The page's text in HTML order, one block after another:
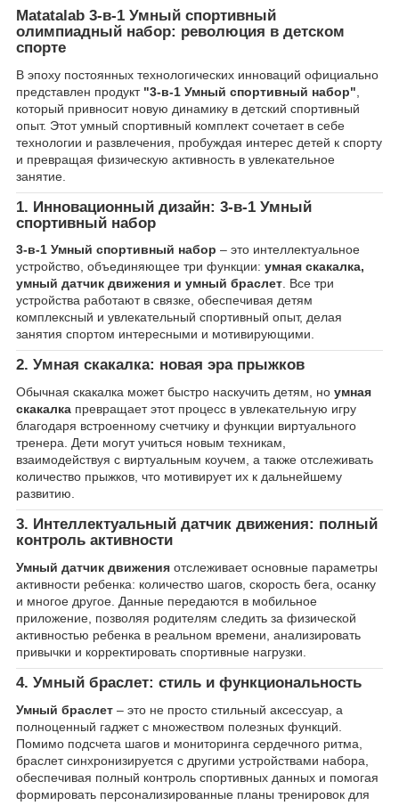
Matatalab 3-в-1 Умный спортивный
олимпиадный набор: революция в детском
спорте
В эпоху постоянных технологических инноваций официально
представлен продукт "3-в-1 Умный спортивный набор"
который привносит новую динамику в детский спортивный
опыт. Этот умный спортивный комплект сочетает в себе
технологии и развлечения, пробуждая интерес детей к спорту
и превращая физическую активность в увлекательное
занятие.
1. Инновационный дизайн: 3-в-1 Умный
спортивный набор
3-в-1 Умный спортивный набор – это интеллектуальное
устройство, объединяющее три функции: умная скакалка,
умный датчик движения и умный браслет. Все три
устройства работают в связке, обеспечивая детям
комплексный и увлекательный спортивный опыт, делая
занятия спортом интересными и мотивирующими.
2. Умная скакалка: новая эра прыжков
Обычная скакалка может быстро наскучить детям, но умная
скакалка превращает этот процесс в увлекательную игру
благодаря встроенному счетчику и функции виртуального
тренера. Дети могут учиться новым техникам,
взаимодействуя с виртуальным коучем, а также отслеживать
количество прыжков, что мотивирует их к дальнейшему
развитию.
3. Интеллектуальный датчик движения: полный
контроль активности
Умный датчик движения отслеживает основные параметры
активности ребенка: количество шагов, скорость бега, осанку
и многое другое. Данные передаются в мобильное
приложение, позволяя родителям следить за физической
активностью ребенка в реальном времени, анализировать
привычки и корректировать спортивные нагрузки.
4. Умный браслет: стиль и функциональность
Умный браслет – это не просто стильный аксессуар, а
полноценный гаджет с множеством полезных функций.
Помимо подсчета шагов и мониторинга сердечного ритма,
браслет синхронизируется с другими устройствами набора,
обеспечивая полный контроль спортивных данных и помогая
формировать персонализированные планы тренировок для